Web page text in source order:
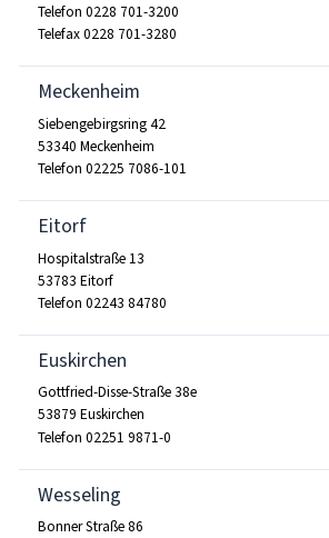
Telefon 0228 701-3200
Telefax 0228 701-3280
Meckenheim
Siebengebirgsring 42
53340 Meckenheim
Telefon 02225 7086-101
Eitorf
Hospitalstraße 13
53783 Eitorf
Telefon 02243 84780
Euskirchen
Gottfried-Disse-Straße 38e
53879 Euskirchen
Telefon 02251 9871-0
Wesseling
Bonner Straße 86